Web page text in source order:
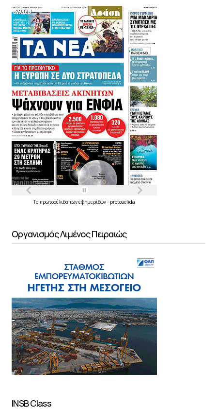
Τα πρωτοσέλιδα τωνεφημερίδων- protoselida
Οργανισμός Λιμένος Πειραιώς
INSB Class